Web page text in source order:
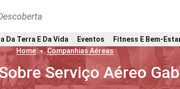
Da Terra E Da Vida Eventos
Fitness E Bem-
Home
Companhias Aéreas
Serviço Aéreo